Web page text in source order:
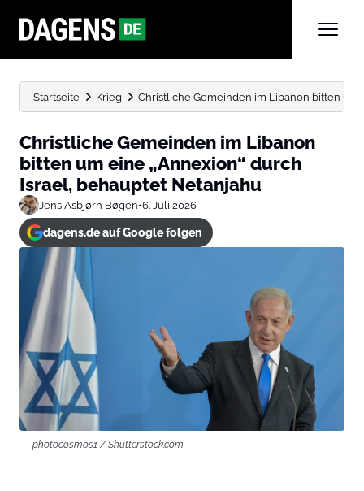
Startseite Krieg Christliche Gemeinden im Libanon bitten um
Christliche Gemeinden im Libanon
bitten um eine „Annexion“ durch
Israel, behauptet Netanjahu
Jens Asbjørn Bøgen•6. Juli 2026
dagens.de auf Google folgen
photocosmos1 / Shutterstock.com